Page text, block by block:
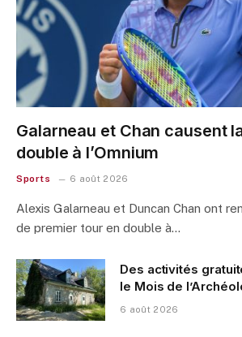
Galarneau et Chan causent
double à l’Omnium
Sports 6 août 2026
Alexis Galarneau et Duncan Chan ont
de premier tour en double à…
Des activités
le Mois de
6 août 2026